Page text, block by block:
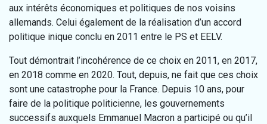
aux intérêts économiques et politiques de nos voisins
allemands. Celui également de la réalisation d’un accord
politique inique conclu en 2011 entre le PS et EELV.
Tout démontrait l’incohérence de ce choix en 2011, en 2017,
en 2018 comme en 2020. Tout, depuis, ne fait que ces choix
sont une catastrophe pour la France. Depuis 10 ans, pour
faire de la politique politicienne, les gouvernements
successifs auxquels Emmanuel Macron a participé ou qu’il